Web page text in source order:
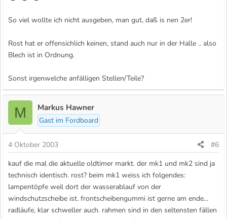
So viel wollte ich nicht ausgeben, man gut, daß is nen 2er!
Rost hat er offensichlich keinen, stand auch nur in der Halle .. also
Blech ist in Ordnung.
Sonst irgenwelche anfälligen Stellen/Teile?
M Markus Hawner
Gast im Fordboard
4 Oktober 2003
#6
kauf die mal die aktuelle oldtimer markt. der mk1 und mk2 sind ja
technisch identisch. rost? beim mk1 weiss ich folgendes:
lampentöpfe weil dort der wasserablauf von der
windschutzscheibe ist. frontscheibengummi ist gerne am ende...
radläufe, klar schweller auch. rahmen sind in den seltensten fällen